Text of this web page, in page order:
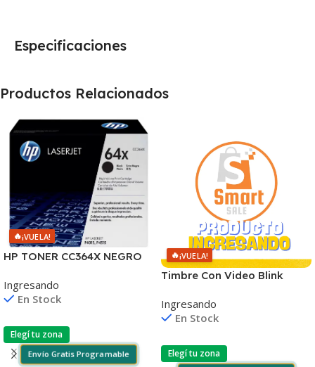
Especificaciones
Productos Relacionados
🔥¡VUELA!
HP TONER CC364X NEGRO
COPIAS
Ingresando
En Stock
Elegí tu zona
Envío Gratis Programable
🔥¡VUELA!
Timbre Con Video Blink
Ingresando
En Stock
Elegí tu zona